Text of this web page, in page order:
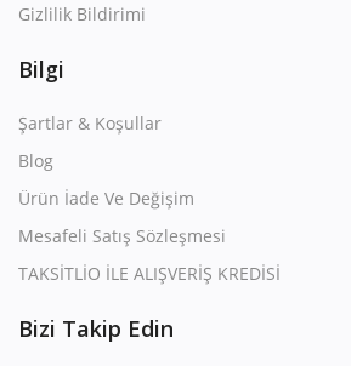
Gizlilik Bildirimi
Bilgi
Şartlar & Koşullar
Blog
Ürün İade Ve Değişim
Mesafeli Satış Sözleşmesi
TAKSİTLİO İLE ALIŞVERİŞ KREDİSİ
Bizi Takip Edin